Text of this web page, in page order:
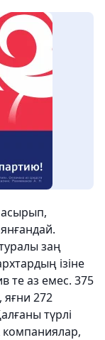
заң
ізіне
те аз емес. 375
яғни 272
түрлі